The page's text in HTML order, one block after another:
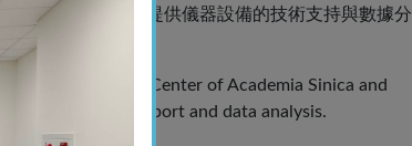
藥核心設施平台提供儀器設備的技術支持與數據分
Research Center of Academia Sinica and
technical support and data analysis.